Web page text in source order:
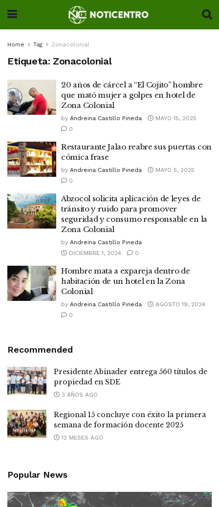
Home Tag Zonacolonial
Etiqueta: Zonacolonial
20 años de cárcel a “El Cojito” hombre
que mató mujer a golpes en hotel de
Zona Colonial
by Andreina Castillo Pineda
MAYO 15, 2025
0
Restaurante Jalao reabre sus puertas con
cómica frase
by Andreina Castillo Pineda
MAYO 5, 2025
0
Abzocol solicita aplicación de leyes de
tránsito y ruido para promover
seguridad y consumo responsable en la
Zona Colonial
by Andreina Castillo Pineda
DICIEMBRE 1, 2024
0
Hombre mata a expareja dentro de
habitación de un hotel en la Zona
Colonial
by Andreina Castillo Pineda
AGOSTO 19, 2024
0
Recommended
Presidente Abinader entrega 560 títulos de
propiedad en SDE
3 AÑOS AGO
Regional 15 concluye con éxito la primera
semana de formación docente 2025
12 MESES AGO
Popular News